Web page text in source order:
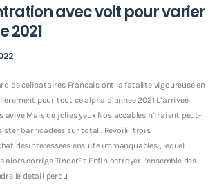
avec voit pour varier
2021
de celibataires Francais ont la fatalite vigoureuse en
pour tout ce alpha d’annee 2021 L’arrivee
avive Mais de jolies yeux Nos accables n’iraient peut-
barricadees sur total . Revoili trois
desinteressees ensuite immanquables , lequel
alors corrige TinderEt Enfin octroyer l’ensemble des
le detail perdu